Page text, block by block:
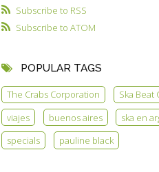
Subscribe to RSS
Subscribe to ATOM
POPULAR TAGS
The Crabs Corporation Ska Beat
viajes
buenos aires ska en
specials
pauline black